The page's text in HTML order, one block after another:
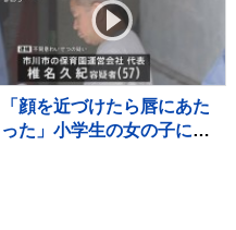
「顔を近づけたら唇にあた
った」小学生の女の子にわ